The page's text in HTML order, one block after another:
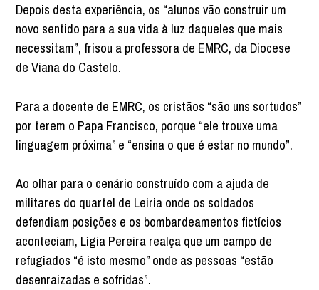
Depois desta experiência, os “alunos vão construir um
novo sentido para a sua vida à luz daqueles que mais
necessitam”, frisou a professora de EMRC, da Diocese
de Viana do Castelo.
Para a docente de EMRC, os cristãos “são uns sortudos”
por terem o Papa Francisco, porque “ele trouxe uma
linguagem próxima” e “ensina o que é estar no mundo”.
Ao olhar para o cenário construído com a ajuda de
militares do quartel de Leiria onde os soldados
defendiam posições e os bombardeamentos fictícios
aconteciam, Lígia Pereira realça que um campo de
refugiados “é isto mesmo” onde as pessoas “estão
desenraizadas e sofridas”.